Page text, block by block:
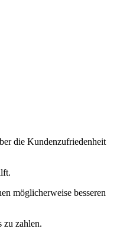
die Kundenzufriedenheit
möglicherweise besseren
zu zahlen.